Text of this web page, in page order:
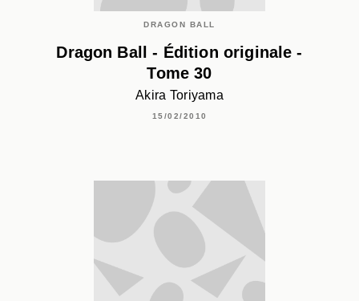
DRAGON BALL
Dragon Ball - Édition originale -
Tome 30
Akira Toriyama
15/02/2010